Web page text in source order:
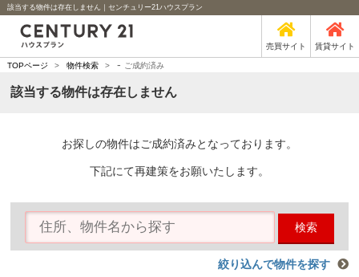
該当する物件は存在しません｜センチュリー21ハウスプラン
売買サイト 賃貸サイト
TOPページ > 物件検索 > - ご成約済み
該当する物件は存在しません
お探しの物件はご成約済みとなっております。
下記にて再建策をお願いたします。
検索
絞り込んで物件を探す